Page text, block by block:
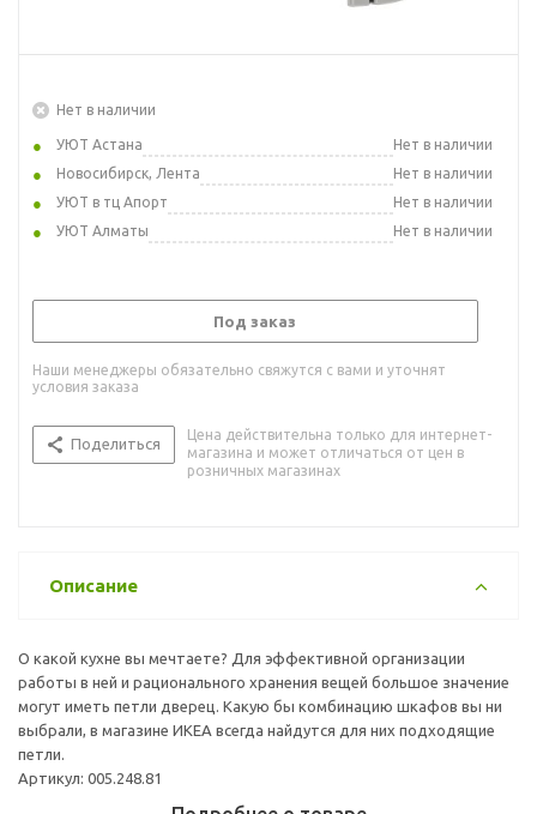
Нет в наличии
УЮТ Астана
Нет в наличии
Новосибирск, Лента
Нет в наличии
УЮТ в тц Апорт
Нет в наличии
УЮТ Алматы
Нет в наличии
Под заказ
Наши менеджеры обязательно свяжутся с вами и уточнят
условия заказа
Поделиться
Цена действительна только для интернет-
магазина и может отличаться от цен в
розничных магазинах
Описание
О какой кухне вы мечтаете? Для эффективной организации
работы в ней и рационального хранения вещей большое значение
могут иметь петли дверец. Какую бы комбинацию шкафов вы ни
выбрали, в магазине ИКЕА всегда найдутся для них подходящие
петли.
Артикул: 005.248.81